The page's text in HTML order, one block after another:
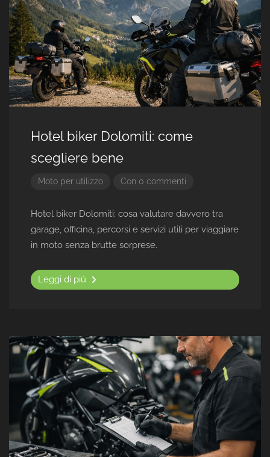
Hotel biker Dolomiti: come
scegliere bene
Moto per utilizzo Con 0 commenti
Hotel biker Dolomiti: cosa valutare davvero tra
garage, officina, percorsi e servizi utili per viaggiare
in moto senza brutte sorprese.
Leggi di più